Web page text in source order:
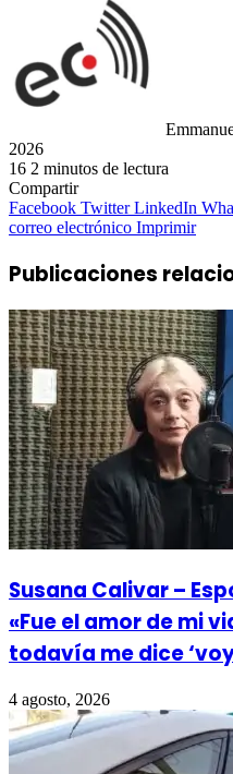
2026
16 2 minutos de lectura
Compartir
Facebook Twitter LinkedIn
correo electrónico Imprimir
Publicaciones
Susana Calivar –
«Fue el amor de mi
todavía me dice
4 agosto, 2026